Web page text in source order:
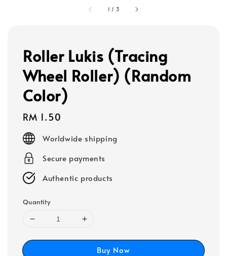
1 / 3
Roller Lukis (Tracing
Wheel Roller) (Random
Color)
Regular
price
RM 1.50
Worldwide shipping
Secure payments
Authentic products
Quantity
Buy Now